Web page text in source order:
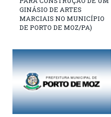
GINÁSIO DE ARTES
MARCIAIS NO MUNICÍPIO
DE PORTO DE MOZ/PA)